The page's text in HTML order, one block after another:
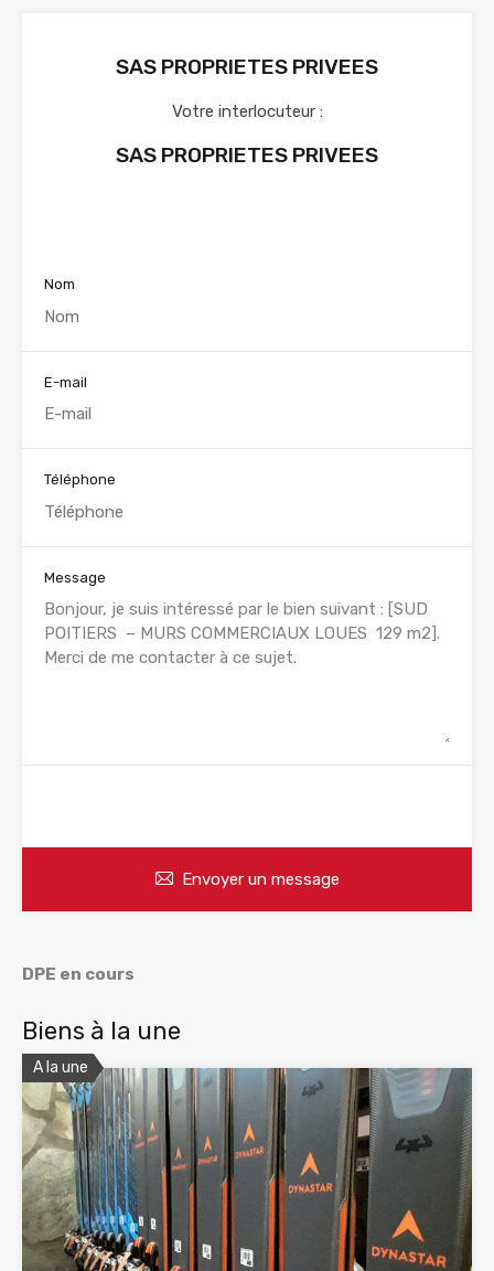
SAS PROPRIETES PRIVEES
Votre interlocuteur :
SAS PROPRIETES PRIVEES
Nom
E-mail
Téléphone
Message
Envoyer un message
DPE en cours
Biens à la une
A la une